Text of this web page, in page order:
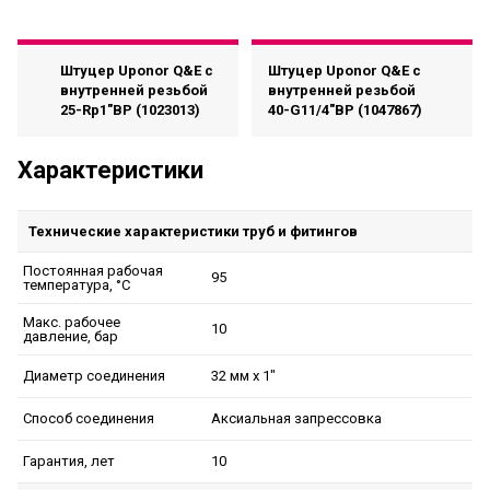
Штуцер Uponor Q&E с
внутренней резьбой
25-Rp1"ВР (1023013)
Штуцер Uponor Q&E с
внутренней резьбой
40-G11/4"ВР (1047867)
Характеристики
Технические характеристики труб и фитингов
Постоянная рабочая
температура, °C
95
Макс. рабочее
давление, бар
10
Диаметр соединения 32 мм x 1"
Способ соединения Аксиальная запрессовка
Гарантия, лет 10